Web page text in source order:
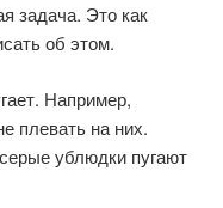
задача. Это как
об этом.
Например,
плевать на них.
ублюдки пугают